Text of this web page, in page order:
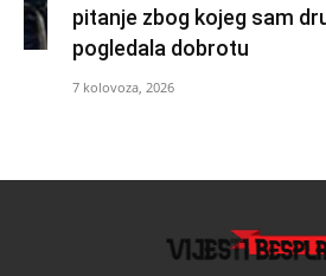
pitanje zbog kojeg sam
pogledala dobrotu
7 kolovoza, 2026